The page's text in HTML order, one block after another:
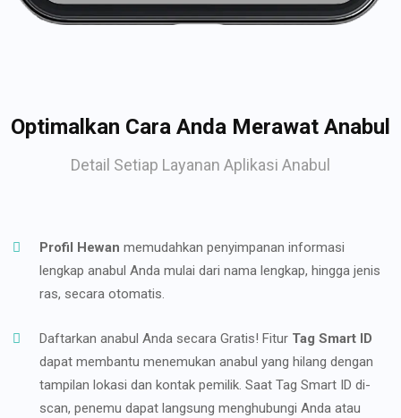
Optimalkan Cara Anda Merawat Anabul
Detail Setiap Layanan Aplikasi Anabul
Profil Hewan memudahkan penyimpanan informasi
lengkap anabul Anda mulai dari nama lengkap, hingga jenis
ras, secara otomatis.
Daftarkan anabul Anda secara Gratis! Fitur Tag Smart ID
dapat membantu menemukan anabul yang hilang dengan
tampilan lokasi dan kontak pemilik. Saat Tag Smart ID di-
scan, penemu dapat langsung menghubungi Anda atau